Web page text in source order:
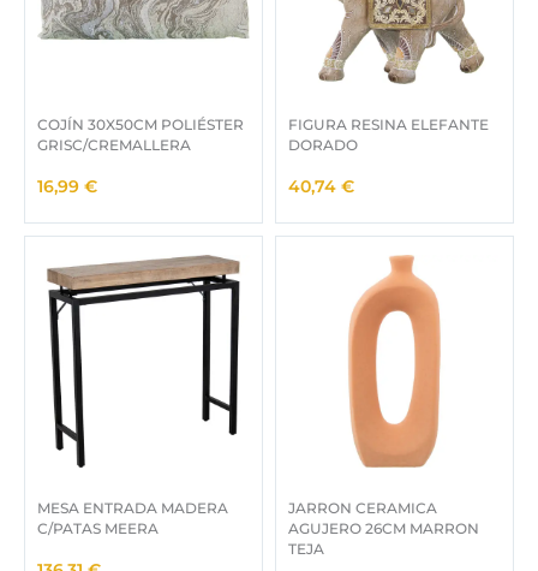
COJÍN 30X50CM POLIÉSTER
GRISC/CREMALLERA
16,99 €
FIGURA RESINA ELEFANTE
DORADO
40,74 €
MESA ENTRADA MADERA
C/PATAS MEERA
JARRON CERAMICA
AGUJERO 26CM MARRON
TEJA